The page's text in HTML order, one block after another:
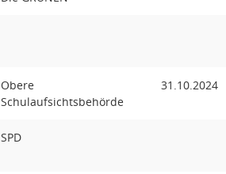
Obere
Schulaufsichtsbehörde
31.10.2024
SPD